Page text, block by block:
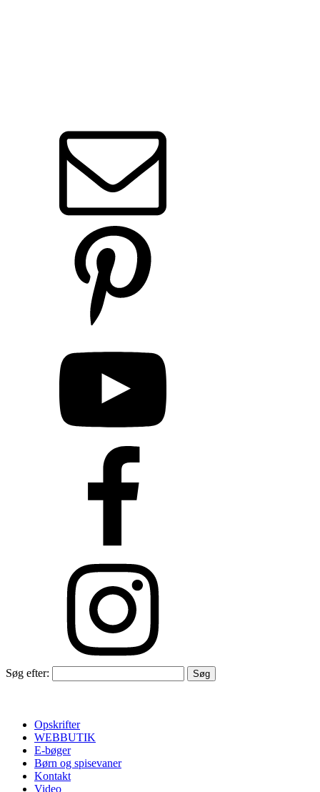
Søg efter:
Opskrifter
WEBBUTIK
E-bøger
Børn og spisevaner
Kontakt
Video